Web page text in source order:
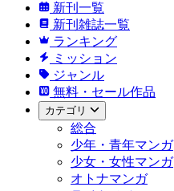
新刊一覧
新刊雑誌一覧
ランキング
ミッション
ジャンル
無料・セール作品
カテゴリ
総合
少年・青年マンガ
少女・女性マンガ
オトナマンガ